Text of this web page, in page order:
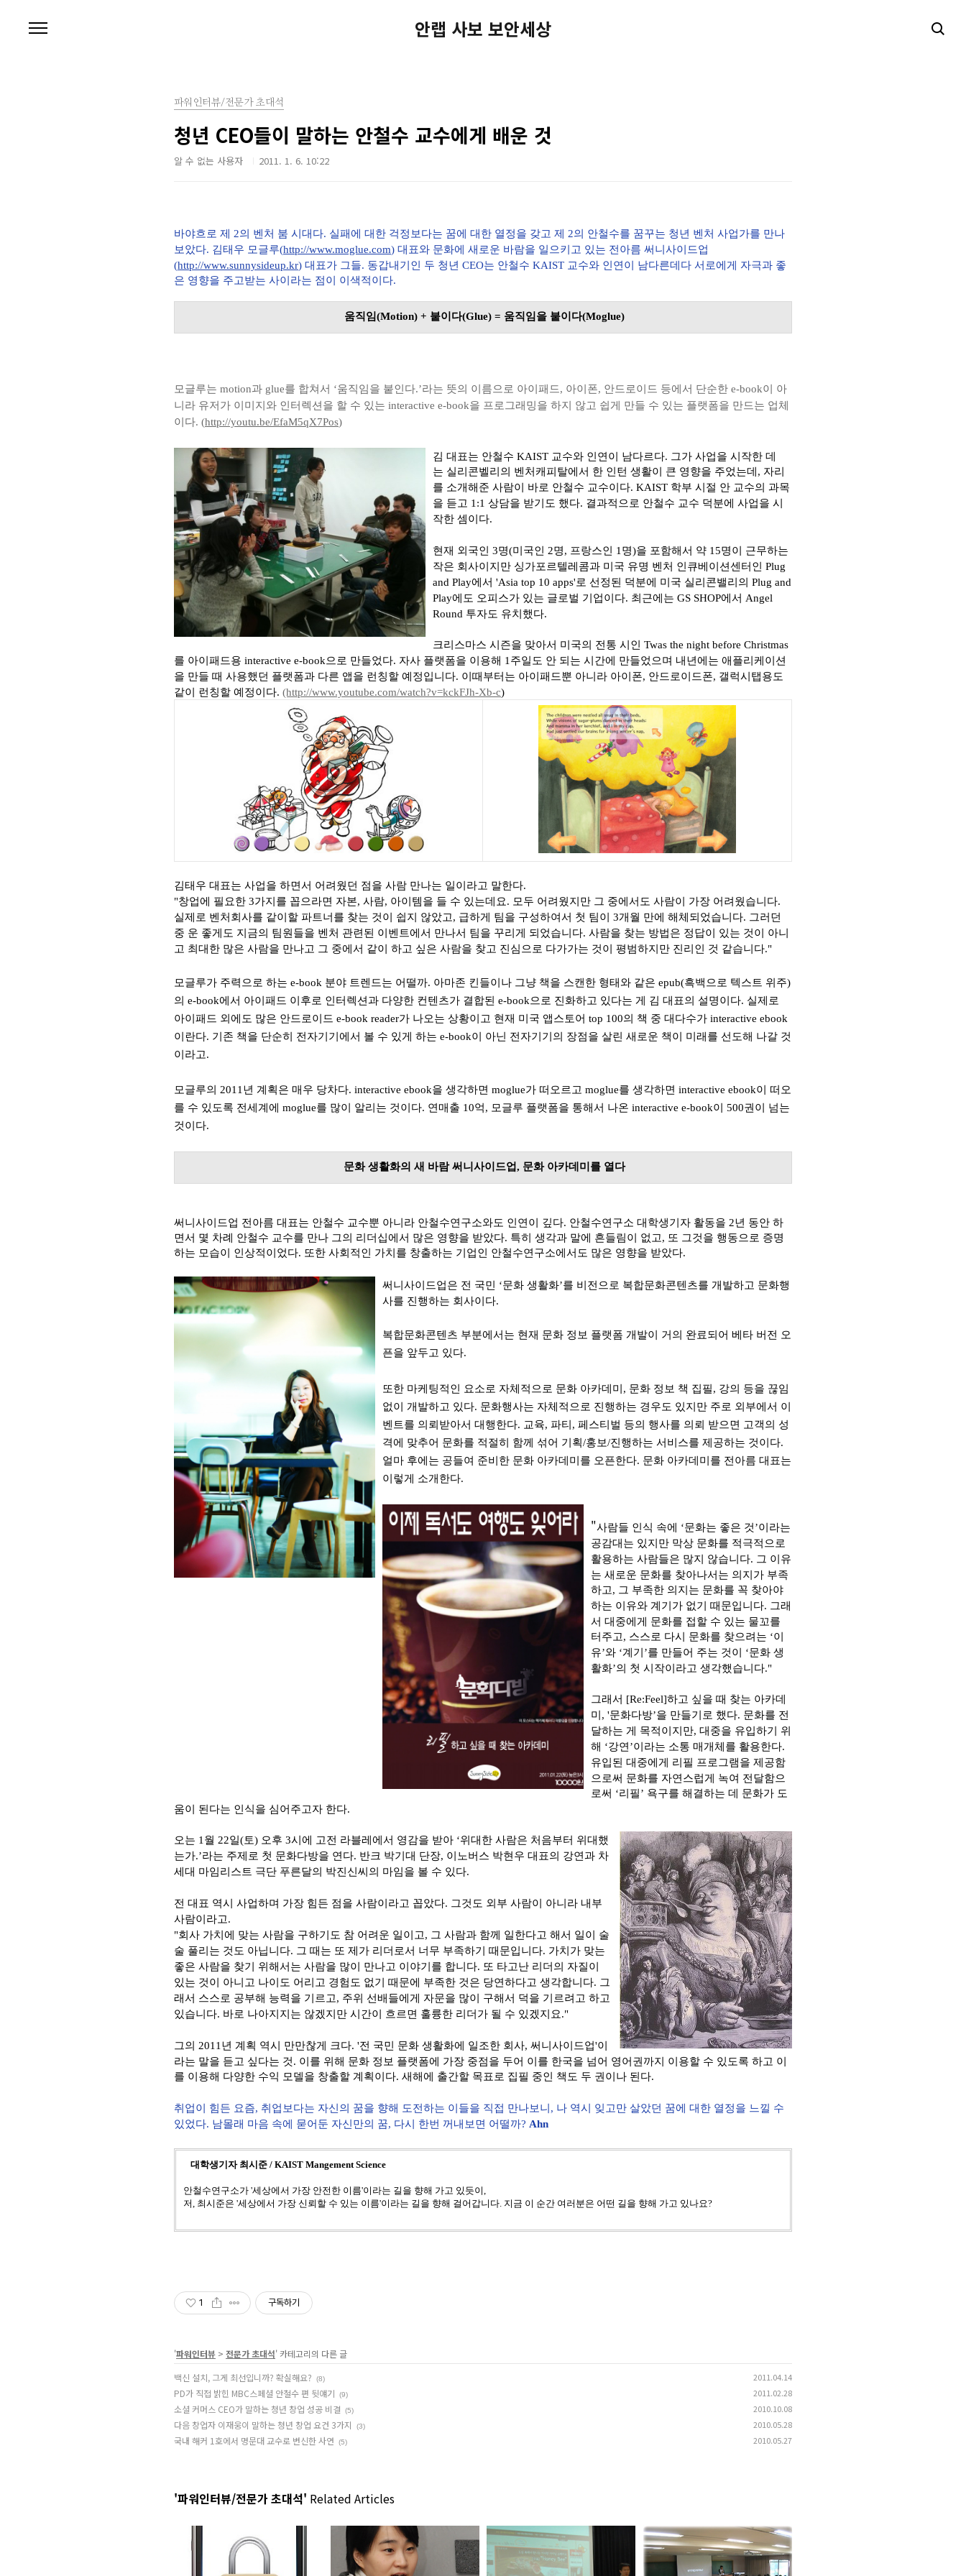
안랩 사보 보안세상
파워인터뷰/전문가 초대석
청년 CEO들이 말하는 안철수 교수에게 배운 것
알 수 없는 사용자 2011. 1. 6. 10:22
바야흐로 제 2의 벤처 붐 시대다. 실패에 대한 걱정보다는 꿈에 대한 열정을 갖고 제 2의 안철수를 꿈꾸는 청년 벤처 사업가를 만나
보았다. 김태우 모글루(http://www.moglue.com) 대표와 문화에 새로운 바람을 일으키고 있는 전아름 써니사이드업
(http://www.sunnysideup.kr) 대표가 그들. 동갑내기인 두 청년 CEO는 안철수 KAIST 교수와 인연이 남다른데다 서로에게 자극과 좋
은 영향을 주고받는 사이라는 점이 이색적이다.
움직임(Motion) + 붙이다(Glue) = 움직임을 붙이다(Moglue)
모글루는 motion과 glue를 합쳐서 ‘움직임을 붙인다.’라는 뜻의 이름으로 아이패드, 아이폰, 안드로이드 등에서 단순한 e-book이 아
니라 유저가 이미지와 인터렉션을 할 수 있는 interactive e-book을 프로그래밍을 하지 않고 쉽게 만들 수 있는 플랫폼을 만드는 업체
이다. (http://youtu.be/EfaM5qX7Pos)
김 대표는 안철수 KAIST 교수와 인연이 남다르다. 그가 사업을 시작한 데
는 실리콘벨리의 벤처캐피탈에서 한 인턴 생활이 큰 영향을 주었는데 , 자리
를 소개해준 사람이 바로 안철수 교수이다. KAIST 학부 시절 안 교수의 과목
을 듣고 1:1 상담을 받기도 했다. 결과적으로 안철수 교수 덕분에 사업을 시
작한 셈이다.
현재 외국인 3명(미국인 2명, 프랑스인 1명)을 포함해서 약 15명이 근무하는
작은 회사이지만 싱가포르텔레콤과 미국 유명 벤처 인큐베이션센터인 Plug
and Play에서 'Asia top 10 apps'로 선정된 덕분에 미국 실리콘밸리의 Plug and
Play에도 오피스가 있는 글로벌 기업이다. 최근에는 GS SHOP에서 Angel
Round 투자도 유치했다.
크리스마스 시즌을 맞아서 미국의 전통 시인 Twas the night before Christmas
를 아이패드용 interactive e-book으로 만들었다. 자사 플랫폼을 이용해 1 주일도 안 되는 시간에 만들었으며 내년에는 애플리케이션
을 만들 때 사용했던 플랫폼과 다른 앱을 런칭할 예정입니다. 이때부터는 아이패드뿐 아니라 아이폰, 안드로이드폰, 갤럭시탭용도
같이 런칭할 예정이다. (http://www.youtube.com/watch?v=kckFJh-Xb-c)
김태우 대표는 사업을 하면서 어려웠던 점을 사람 만나는 일이라고 말한다.
"창업에 필요한 3가지를 꼽으라면 자본, 사람, 아이템을 들 수 있는데요. 모두 어려웠지만 그 중에서도 사람이 가장 어려웠습니다.
실제로 벤처회사를 같이할 파트너를 찾는 것이 쉽지 않았고, 급하게 팀을 구성하여서 첫 팀이 3개월 만에 해체되었습니다. 그러던
중 운 좋게도 지금의 팀원들을 벤처 관련된 이벤트에서 만나서 팀을 꾸리게 되었습니다. 사람을 찾는 방법은 정답이 있는 것이 아니
고 최대한 많은 사람을 만나고 그 중에서 같이 하고 싶은 사람을 찾고 진심으로 다가가는 것이 평범하지만 진리인 것 같습니다."
모글루가 주력으로 하는 e-book 분야 트렌드는 어떨까. 아마존 킨들이나 그냥 책을 스캔한 형태와 같은 epub(흑백으로 텍스트 위주)
의 e-book에서 아이패드 이후로 인터렉션과 다양한 컨텐츠가 결합된 e-book으로 진화하고 있다는 게 김 대표의 설명이다. 실제로
아이패드 외에도 많은 안드로이드 e-book reader가 나오는 상황이고 현재 미국 앱스토어 top 100의 책 중 대다수가 interactive ebook
이란다. 기존 책을 단순히 전자기기에서 볼 수 있게 하는 e-book이 아닌 전자기기의 장점을 살린 새로운 책이 미래를 선도해 나갈 것
이라고.
모글루의 2011 년 계획은 매우 당차다. interactive ebook을 생각하면 moglue가 떠오르고 moglue를 생각하면 interactive ebook이 떠오
를 수 있도록 전세계에 moglue를 많이 알리는 것이다. 연매출 10억, 모글루 플랫폼을 통해서 나온 interactive e-book이 500권이 넘는
것이다.
문화 생활화의 새 바람 써니사이드업, 문화 아카데미를 열다
써니사이드업 전아름 대표는 안철수 교수뿐 아니라 안철수연구소와도 인연이 깊다. 안철수연구소 대학생기자 활동을 2년 동안 하
면서 몇 차례 안철수 교수를 만나 그의 리더십에서 많은 영향을 받았다. 특히 생각과 말에 흔들림이 없고, 또 그것을 행동으로 증명
하는 모습이 인상적이었다. 또한 사회적인 가치를 창출하는 기업인 안철수연구소에서도 많은 영향을 받았다.
써니사이드업은 전 국민 ‘문화 생활화’를 비전으로 복합문화콘텐츠를 개발하고 문화행
사를 진행하는 회사이다.
복합문화콘텐츠 부분에서는 현재 문화 정보 플랫폼 개발이 거의 완료되어 베타 버전 오
픈을 앞두고 있다.
또한 마케팅적인 요소로 자체적으로 문화 아카데미 , 문화 정보 책 집필, 강의 등을 끊임
없이 개발하고 있다. 문화행사는 자체적으로 진행하는 경우도 있지만 주로 외부에서 이
벤트를 의뢰받아서 대행한다. 교육, 파티 , 페스티벌 등의 행사를 의뢰 받으면 고객의 성
격에 맞추어 문화를 적절히 함께 섞어 기획/홍보/진행하는 서비스를 제공하는 것이다.
얼마 후에는 공들여 준비한 문화 아카데미를 오픈한다. 문화 아카데미를 전아름 대표는
이렇게 소개한다.
"사람들 인식 속에 ‘문화는 좋은 것’이라는
공감대는 있지만 막상 문화를 적극적으로
활용하는 사람들은 많지 않습니다. 그 이유
는 새로운 문화를 찾아나서는 의지가 부족
하고, 그 부족한 의지는 문화를 꼭 찾아야
하는 이유와 계기가 없기 때문입니다. 그래
서 대중에게 문화를 접할 수 있는 물꼬를
터주고, 스스로 다시 문화를 찾으려는 ‘이
유’와 ‘계기 ’를 만들어 주는 것이 ‘문화 생
활화’의 첫 시작이라고 생각했습니다."
그래서 [Re:Feel]하고 싶을 때 찾는 아카데
미 , '문화다방’을 만들기로 했다. 문화를 전
달하는 게 목적이지만, 대중을 유입하기 위
해 ‘강연 ’이라는 소통 매개체를 활용한다.
유입된 대중에게
리필 프로그램을 제공함
으로써 문화를 자연스럽게 녹여 전달함으
로써 ‘리필’ 욕구를 해결하는 데 문화가 도
움이 된다는 인식을 심어주고자 한다.
오는 1 월 22일(토) 오후 3시에 고전 라블레에서 영감을 받아 ‘위대한 사람은 처음부터 위대했
는가.’라는 주제로 첫 문화다방을 연 다. 반크 박기대 단장, 이노버스 박현우 대표의 강연과 차
세대 마임리스트 극단 푸른달의 박진신씨의 마임을 볼 수 있다.
전 대표 역시 사업하며 가장 힘든 점을 사람이라고 꼽았다. 그것도 외부 사람이 아니라 내부
사람이라고.
"회사 가치에 맞는 사람을 구하기도 참 어려운 일이고, 그 사람과 함께 일한다고 해서 일이 술
술 풀리는 것도 아닙니다. 그 때는 또 제가 리더로서 너무 부족하기 때문입니다. 가치가 맞는
좋은 사람을 찾기 위해서는 사람을 많이 만나고 이야기를 합니다. 또 타고난 리더의 자질이
있는 것이 아니고 나이도 어리고 경험도 없기 때문에 부족한 것은 당연하다고 생각합니다. 그
래서 스스로 공부해 능력을 기르고, 주위 선배들에게 자문을 많이 구해서 덕을 기르려고 하고
있습니다. 바로 나아지지는 않겠지만 시간이 흐르면 훌륭한 리더가 될 수 있겠지요."
그의 2011 년 계획 역시 만만찮게 크다. '전 국민 문화 생활화에 일조한 회사, 써니사이드업'이
라는 말을 듣고 싶다는 것. 이를 위해 문화 정보 플랫폼에 가장 중점을 두어 이를 한국을 넘어 영어권까지 이용할 수 있도록 하고 이
를 이용해 다양한 수익 모델을 창출할 계획이다. 새해에 출간할 목표로 집필 중인 책도 두 권이나 된다.
취업이 힘든 요즘, 취업보다는 자신의 꿈을 향해 도전하는 이들을 직접 만나보니, 나 역시 잊고만 살았던 꿈에 대한 열정을 느낄 수
있었다. 남몰래 마음 속에 묻어둔 자신만의 꿈, 다시 한번 꺼내보면 어떨까? Ahn
대학생기자 최시준 / KAIST Mangement Science
안철수연구소가 '세상에서 가장 안전한 이름'이라는 길을 향해 가고 있듯이,
저, 최시준은 '세상에서 가장 신뢰할 수 있는 이름'이라는 길을 향해 걸어갑니다. 지금 이 순간 여러분은 어떤 길을 향해 가고 있나요?
1 구독하기
'파워인터뷰 > 전문가 초대석' 카테고리의 다른 글
백신 설치, 그게 최선입니까? 확실해요?
(8) 2011.04.14
PD가 직접 밝힌 MBC스페셜 안철수 편 뒷얘기 (9) 2011.02.28
소셜 커머스 CEO가 말하는 청년 창업 성공 비결 (5) 2010.10.08
다음 창업자 이재웅이 말하는 청년 창업 요건 3가지 (3) 2010.05.28
국내 해커 1호에서 명문대 교수로 변신한 사연 (5) 2010.05.27
'파워인터뷰/전문가 초대석' Related Articles